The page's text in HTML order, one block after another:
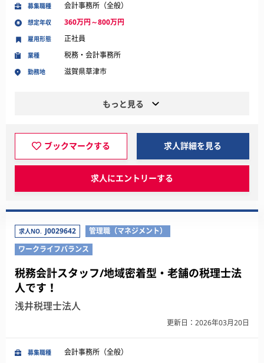
募集職種 会計事務所（全般）
想定年収 360万円～800万円
業種 税務・会計事務所
勤務地 滋賀県草津市
雇用形態 正社員
もっと見る
ブックマークする 求人詳細を見る
求人にエントリーする
求人NO. J0029642
管理職（マネジメント）
ワークライフバランス
税務会計スタッフ/地域密着型・老舗の税理士法
人です！
浅井税理士法人
更新日：2026年03月20日
募集職種 会計事務所（全般）